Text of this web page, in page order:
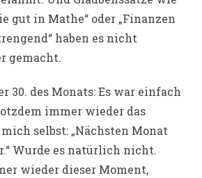
gut in Mathe“ oder „Finanzen
haben es nicht
gemacht.
30. des Monats: Es war einfach
immer wieder das
selbst: „Nächsten Monat
Wurde es natürlich nicht.
wieder dieser Moment,